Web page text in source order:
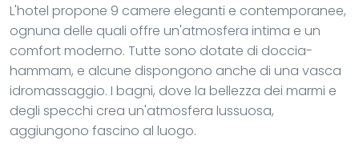
L'hotel propone 9 camere eleganti e contemporanee,
ognuna delle quali offre un'atmosfera intima e un
comfort moderno. Tutte sono dotate di doccia-
hammam, e alcune dispongono anche di una vasca
idromassaggio. I bagni, dove la bellezza dei marmi e
degli specchi crea un'atmosfera lussuosa,
aggiungono fascino al luogo.